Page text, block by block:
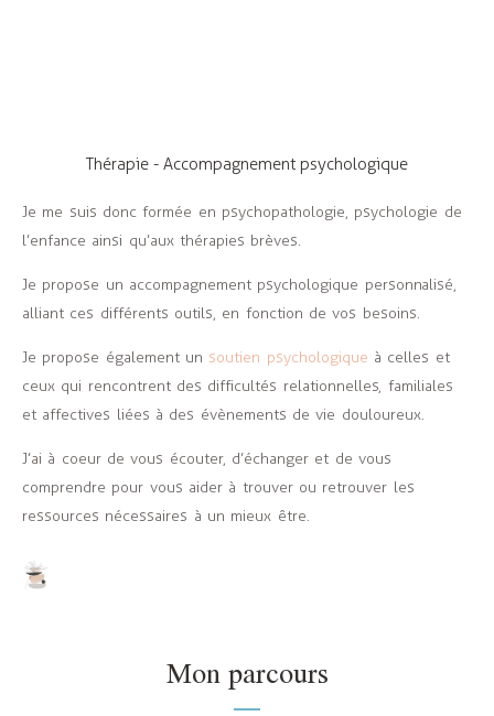
Thérapie - Accompagnement psychologique
Je me suis donc formée en psychopathologie, psychologie de
l’enfance ainsi qu’aux thérapies brèves.
Je propose un accompagnement psychologique personnalisé,
alliant ces différents outils, en fonction de vos besoins.
Je propose également un soutien psychologique à celles et
ceux qui rencontrent des difficultés relationnelles, familiales
et affectives liées à des évènements de vie douloureux.
J’ai à coeur de vous écouter, d’échanger et de vous
comprendre pour vous aider à trouver ou retrouver les
ressources nécessaires à un mieux être.
Mon parcours